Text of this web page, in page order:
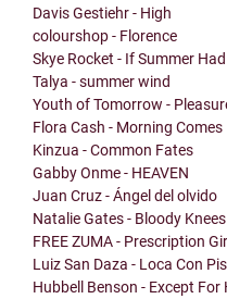
Davis Gestiehr - High
colourshop - Florence
Skye Rocket - If Summer
Talya - summer wind
Youth of Tomorrow -
Flora Cash - Morning Comes
Kinzua - Common Fates
Gabby Onme - HEAVEN
Juan Cruz - Ángel del olvido
Natalie Gates - Bloody Knees
FREE ZUMA - Prescription
Luiz San Daza - Loca Con
Hubbell Benson - Except